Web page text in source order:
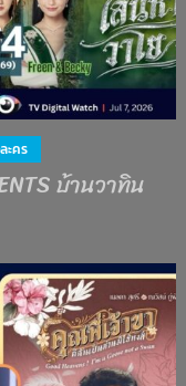
ะคร
บ้านวาทิน